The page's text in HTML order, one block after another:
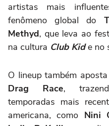
artistas mais
fenômeno global do
Methyd, que leva ao
na cultura Club Kide no
O lineup também
Drag Race,
temporadas mais
americana, como Nini